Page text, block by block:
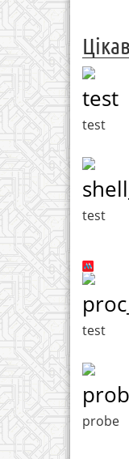
test
test
test
test
probe